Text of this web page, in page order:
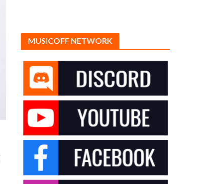
MUSICOFF NETWORK